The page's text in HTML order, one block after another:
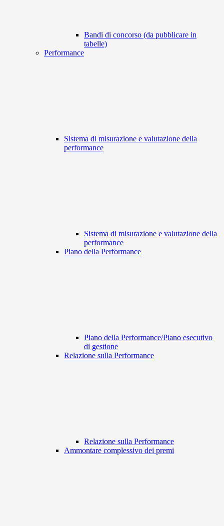
Bandi di concorso (da pubblicare in
tabelle)
Performance
Sistema di misurazione e valutazione della
performance
Sistema di misurazione e valutazione della
performance
Piano della Performance
Piano della Performance/Piano esecutivo
di gestione
Relazione sulla Performance
Relazione sulla Performance
Ammontare complessivo dei premi